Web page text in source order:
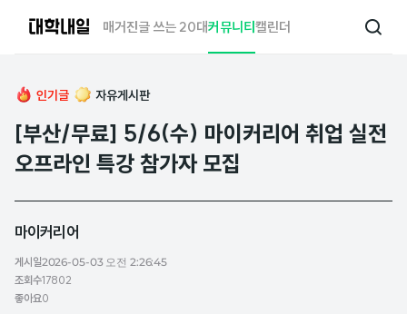
매거진글 쓰는 20대커뮤니티캘린더
검
인기글 자유게시판
[부산/무료] 5/6(수) 마이커리어 취업 실전
오프라인 특강 참가자 모집
마이커리어
게시일2026-05-03 오전 2:26:45
조회수17802
좋아요0